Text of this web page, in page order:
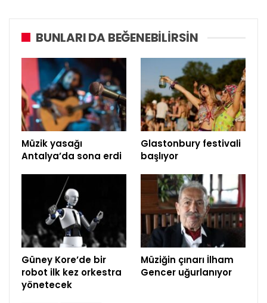
BUNLARI DA BEĞENEBILIRSIN
Müzik yasağı
Antalya’da sona erdi
Glastonbury festivali
başlıyor
Güney Kore’de bir
robot ilk kez orkestra
yönetecek
Müziğin çınarı İlham
Gencer uğurlanıyor